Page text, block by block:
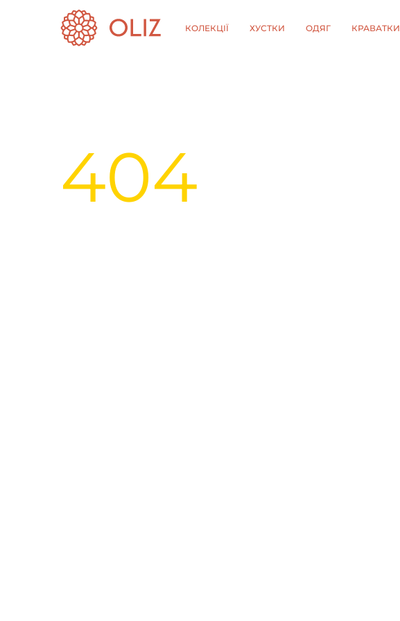
КОЛЕКЦІЇ ХУСТКИ ОДЯГ КРАВАТКИ
404